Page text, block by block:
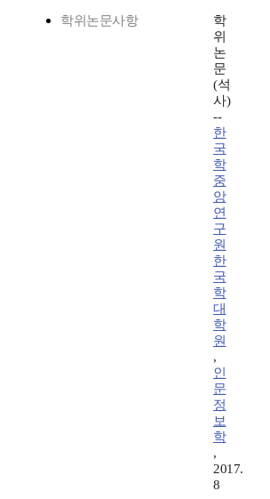
학위논문사항
학
위
논
문
(석
사)
--
한
국
학
중
앙
연
구
원
한
국
학
대
학
원
,
인
문
정
보
학
,
2017.
8